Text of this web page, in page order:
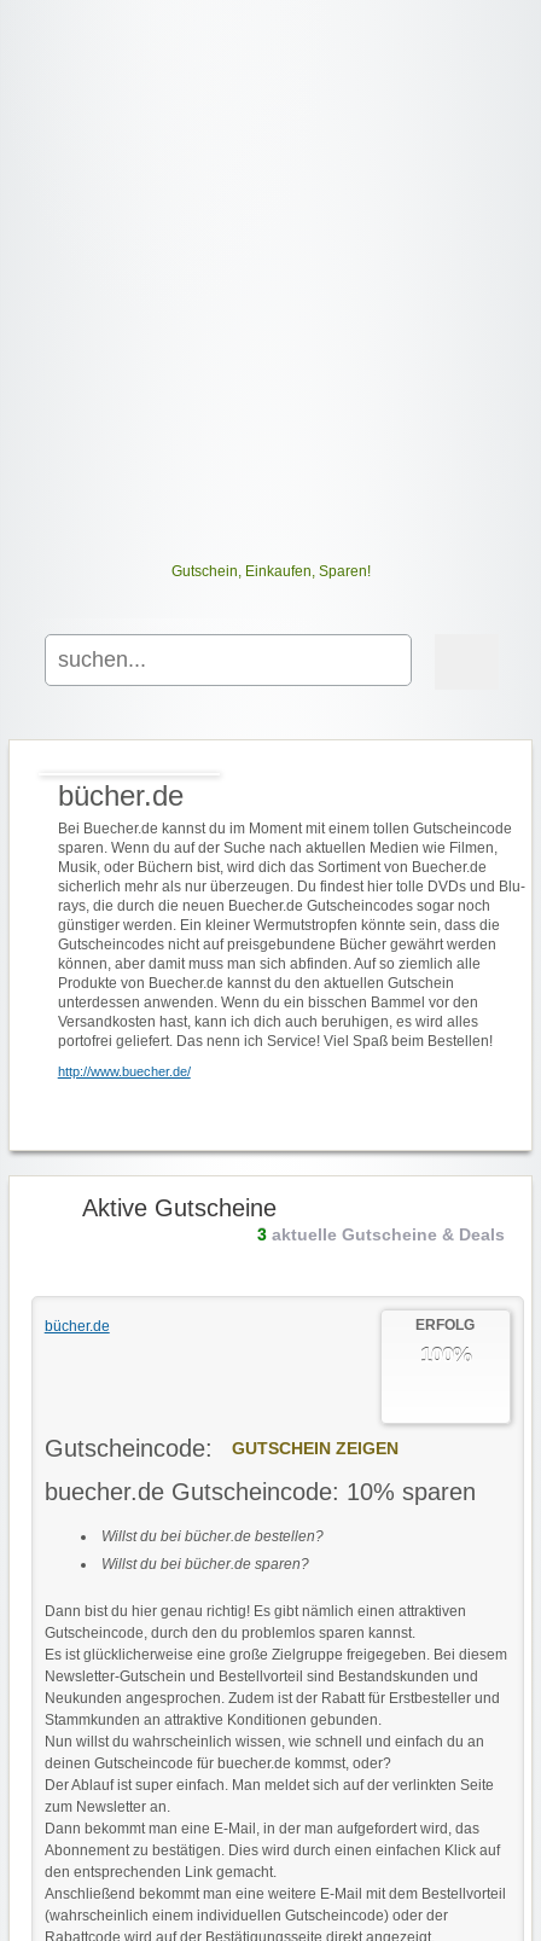
Gutschein, Einkaufen, Sparen!
bücher.de
Bei Buecher.de kannst du im Moment mit einem tollen Gutscheincode
sparen. Wenn du auf der Suche nach aktuellen Medien wie Filmen,
Musik, oder Büchern bist, wird dich das Sortiment von Buecher.de
sicherlich mehr als nur überzeugen. Du findest hier tolle DVDs und Blu-
rays, die durch die neuen Buecher.de Gutscheincodes sogar noch
günstiger werden. Ein kleiner Wermutstropfen könnte sein, dass die
Gutscheincodes nicht auf preisgebundene Bücher gewährt werden
können, aber damit muss man sich abfinden. Auf so ziemlich alle
Produkte von Buecher.de kannst du den aktuellen Gutschein
unterdessen anwenden. Wenn du ein bisschen Bammel vor den
Versandkosten hast, kann ich dich auch beruhigen, es wird alles
portofrei geliefert. Das nenn ich Service! Viel Spaß beim Bestellen!
http://www.buecher.de/
Aktive Gutscheine
3aktuelle Gutscheine & Deals
bücher.de ERFOLG
100%
Gutscheincode: GUTSCHEIN ZEIGEN
buecher.de Gutscheincode: 10% sparen
Willst du bei bücher.de bestellen?
Willst du bei bücher.de sparen?
Dann bist du hier genau richtig! Es gibt nämlich einen attraktiven
Gutscheincode, durch den du problemlos sparen kannst.
Es ist glücklicherweise eine große Zielgruppe freigegeben. Bei diesem
Newsletter-Gutschein und Bestellvorteil sind Bestandskunden und
Neukunden angesprochen. Zudem ist der Rabatt für Erstbesteller und
Stammkunden an attraktive Konditionen gebunden.
Nun willst du wahrscheinlich wissen, wie schnell und einfach du an
deinen Gutscheincode für buecher.de kommst, oder?
Der Ablauf ist super einfach. Man meldet sich auf der verlinkten Seite
zum Newsletter an.
Dann bekommt man eine E-Mail, in der man aufgefordert wird, das
Abonnement zu bestätigen. Dies wird durch einen einfachen Klick auf
den entsprechenden Link gemacht.
Anschließend bekommt man eine weitere E-Mail mit dem Bestellvorteil
(wahrscheinlich einem individuellen Gutscheincode) oder der
Rabattcode wird auf der Bestätigungsseite direkt angezeigt.